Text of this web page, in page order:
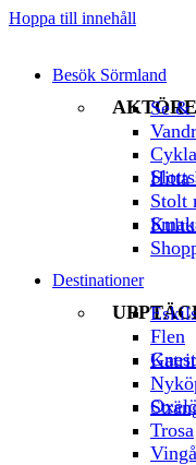
Hoppa till innehåll
Besök Sörmland
Se &
Hitta
Stolt
Destinationer
Flen
Trosa